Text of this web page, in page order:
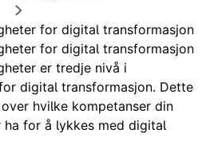
for digital transformasjon
for digital transformasjon
er tredje nivå i
digital transformasjon. Dette
hvilke kompetanser din
for å lykkes med digital